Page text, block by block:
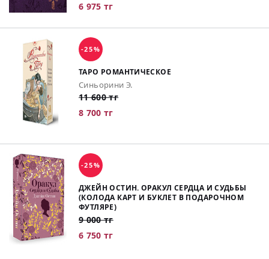
6 975 тг
-25%
ТАРО РОМАНТИЧЕСКОЕ
Синьорини Э.
11 600 тг
8 700 тг
-25%
ДЖЕЙН ОСТИН. ОРАКУЛ СЕРДЦА И СУДЬБЫ
(КОЛОДА КАРТ И БУКЛЕТ В ПОДАРОЧНОМ
ФУТЛЯРЕ)
9 000 тг
6 750 тг